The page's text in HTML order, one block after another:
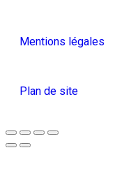
Mentions légales
Plan de site